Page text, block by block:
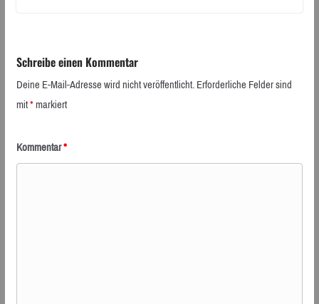
Schreibe einen Kommentar
Deine E-Mail-Adresse wird nicht veröffentlicht.Erforderliche Felder sind
mit*markiert
Kommentar*